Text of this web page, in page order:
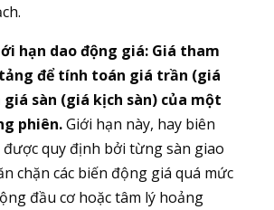
hạn dao động giá: Giá tham
để tính toán giá trần (giá
sàn (giá kịch sàn) của một
phiên.Giới hạn này, hay biên
quy định bởi từng sàn giao
chặn các biến động giá quá mức
đầu cơ hoặc tâm lý hoảng